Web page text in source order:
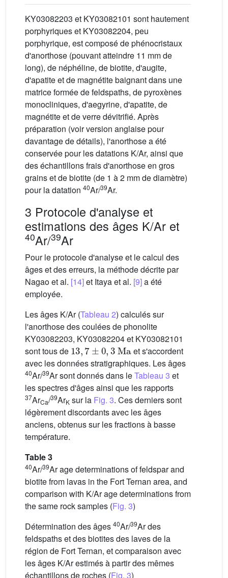
KY03082203 et KY03082101 sont hautement
porphyriques et KY03082204, peu
porphyrique, est composé de phénocristaux
d'anorthose (pouvant atteindre 11 mm de
long), de néphéline, de biotite, d'augite,
d'apatite et de magnétite baignant dans une
matrice formée de feldspaths, de pyroxènes
monocliniques, d'aegyrine, d'apatite, de
magnétite et de verre dévitrifié. Après
préparation (voir version anglaise pour
davantage de détails), l'anorthose a été
conservée pour les datations K/Ar, ainsi que
des échantillons frais d'anorthose en gros
grains et de biotite (de 1 à 2 mm de diamètre)
pour la datation 40Ar/39Ar.
3 Protocole d'analyse et
estimations des âges K/Ar et
40Ar/39Ar
Pour le protocole d'analyse et le calcul des
âges et des erreurs, la méthode décrite par
Nagao et al. [14]et Itaya et al. [9]a été
employée.
Les âges K/Ar (Tableau 2) calculés sur
l'anorthose des coulées de phonolite
KY03082203, KY03082204 et KY03082101
sont tous de
13,7±0,3Ma
et s'accordent
avec les données stratigraphiques. Les âges
40Ar/39Ar sont donnés dans leTableau 3 et
les spectres d'âges ainsi que les rapports
37ArCa/39ArK sur la Fig. 3. Ces derniers sont
légèrement discordants avec les âges
anciens, obtenus sur les fractions à basse
température.
Table 3
40Ar/39Ar age determinations of feldspar and
biotite from lavas in the Fort Ternan area, and
comparison with K/Ar age determinations from
the same rock samples (Fig. 3)
Détermination des âges 40Ar/39Ar des
feldspaths et des biotites des laves de la
région de Fort Ternan, et comparaison avec
les âges K/Ar estimés à partir des mêmes
échantillons de roches (Fig. 3)